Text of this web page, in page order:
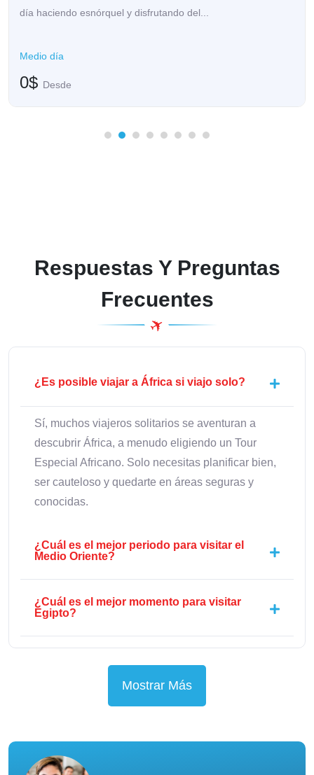
día haciendo esnórquel y disfrutando del...
Medio día
0$ Desde
Respuestas Y Preguntas
Frecuentes
¿Es posible viajar a África si viajo solo?
Sí, muchos viajeros solitarios se aventuran a
descubrir África, a menudo eligiendo un Tour
Especial Africano. Solo necesitas planificar bien,
ser cauteloso y quedarte en áreas seguras y
conocidas.
¿Cuál es el mejor periodo para visitar el
Medio Oriente?
¿Cuál es el mejor momento para visitar
Egipto?
Mostrar Más